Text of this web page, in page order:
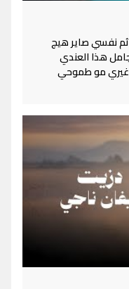
نفسي صاير هيج
هذا العندي
غيري مو طموحي